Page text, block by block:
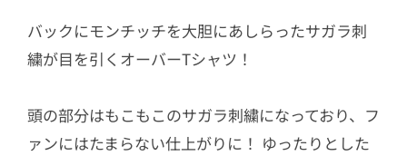
バックにモンチッチを大胆にあしらったサガラ刺
繍が目を引くオーバーTシャツ！
頭の部分はもこもこのサガラ刺繍になっており、フ
ァンにはたまらない仕上がりに！ ゆったりとした